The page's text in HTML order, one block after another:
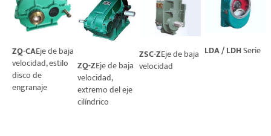
ZQ-CAEje de baja
velocidad, estilo
disco de
engranaje
ZQ-ZEje de baja
velocidad,
extremo del eje
cilíndrico
ZSC-ZEje de baja
velocidad
LDA / LDHSerie